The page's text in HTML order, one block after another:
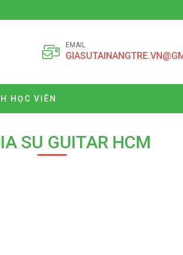
EMAIL
HỌC VIÊN
SU GUITAR HCM